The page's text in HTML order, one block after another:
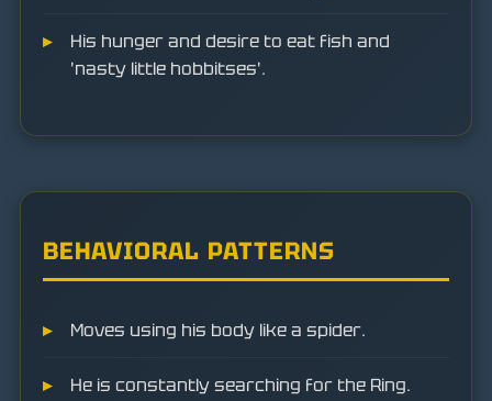
His hunger and desire to eat fish and
'nasty little hobbitses'.
BEHAVIORAL PATTERNS
Moves using his body like a spider.
He is constantly searching for the Ring.